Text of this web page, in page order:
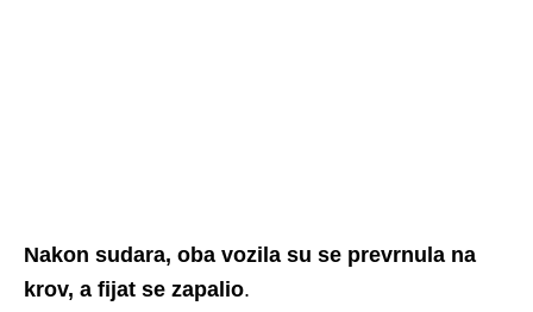
Nakon sudara, oba vozila su se prevrnula na
krov, a fijat se zapalio.